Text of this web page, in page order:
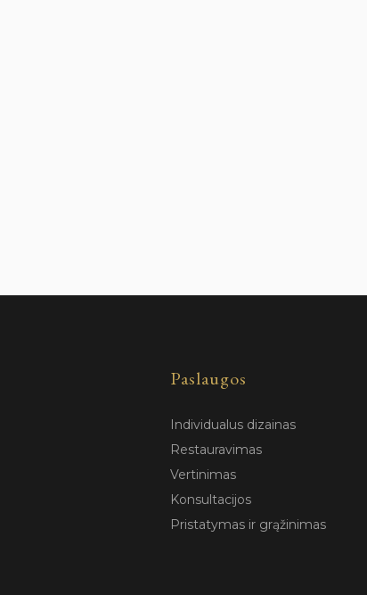
Paslaugos
Individualus dizainas
Restauravimas
Vertinimas
Konsultacijos
Pristatymas ir grąžinimas